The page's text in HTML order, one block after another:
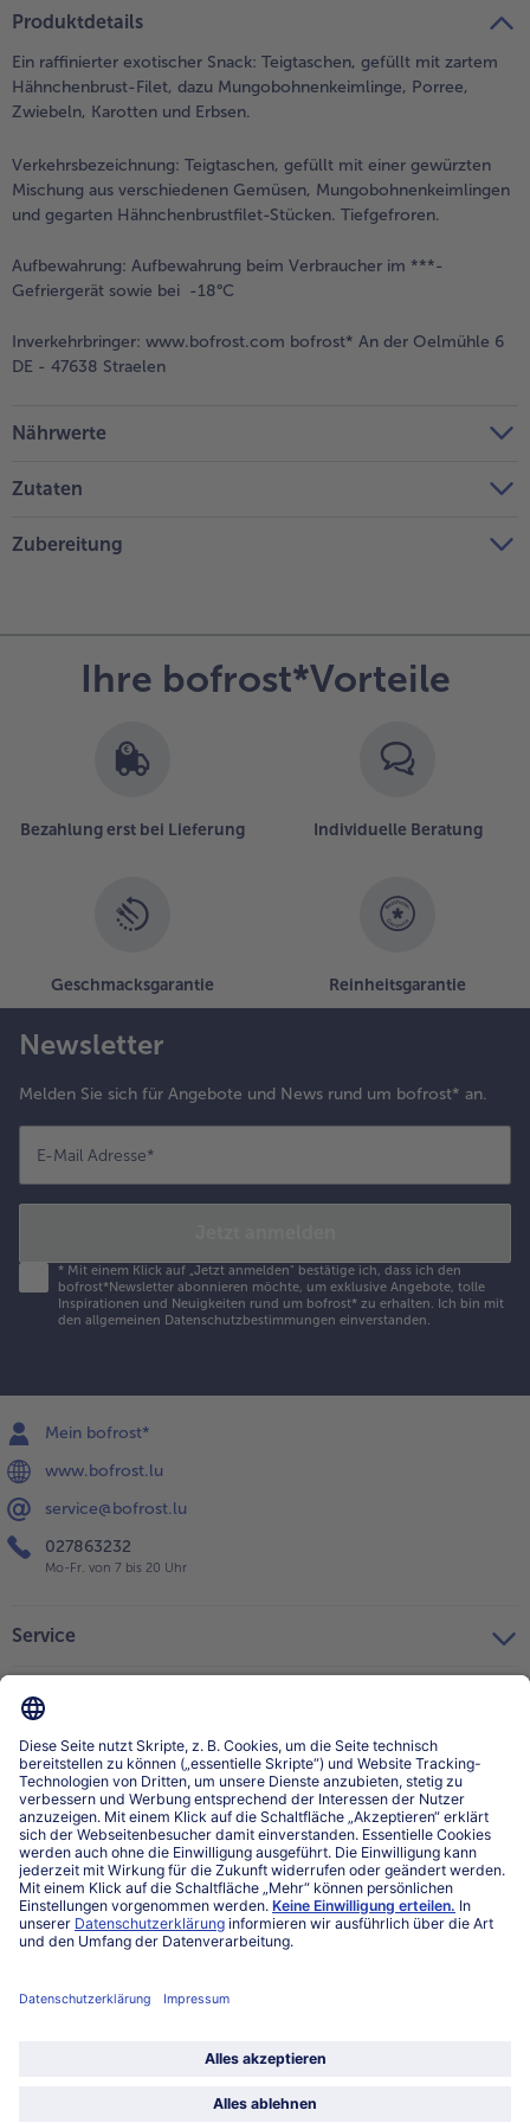
Produktdetails
Ein raffinierter exotischer Snack: Teigtaschen, gefüllt mit zartem
Hähnchenbrust-Filet, dazu Mungobohnenkeimlinge, Porree,
Zwiebeln, Karotten und Erbsen.
Verkehrsbezeichnung: Teigtaschen, gefüllt mit einer gewürzten
Mischung aus verschiedenen Gemüsen, Mungobohnenkeimlingen
und gegarten Hähnchenbrustfilet-Stücken. Tiefgefroren.
Aufbewahrung: Aufbewahrung beim Verbraucher im ***-
Gefriergerät sowie bei -18°C
Inverkehrbringer: www.bofrost.com bofrost* An der Oelmühle 6
DE - 47638 Straelen
Nährwerte
Zutaten
Zubereitung
Ihre bofrost*Vorteile
Bezahlung erst bei Lieferung Individuelle Beratung
Geschmacksgarantie Reinheitsgarantie
Newsletter
Melden Sie sich für Angebote und News rund um bofrost* an.
E-Mail Adresse*
* Mit einem Klick auf „Jetzt anmelden" bestätige ich, dass ich den
bofrost*Newsletter abonnieren möchte, um exklusive Angebote, tolle
Inspirationen und Neuigkeiten rund um bofrost* zu erhalten. Ich bin mit
den allgemeinen Datenschutzbestimmungen einverstanden.
Mein bofrost*
www.bofrost.lu
service@bofrost.lu
027863232
Mo-Fr. von 7 bis 20 Uhr
Service
Über bofrost*
Kategorien
Land / Sprache wählen